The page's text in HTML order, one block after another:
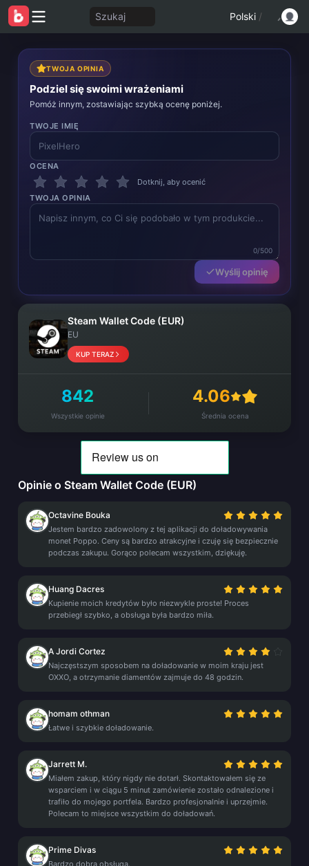
Szukaj Polski /
TWOJA OPINIA
Podziel się swoimi wrażeniami
Pomóż innym, zostawiając szybką ocenę poniżej.
TWOJE IMIĘ
OCENA
Dotknij, aby ocenić
TWOJA OPINIA
0/500
Wyślij opinię
Steam Wallet Code (EUR)
EU
KUP TERAZ
842
Wszystkie opinie
4.06
Średnia ocena
Opinie o Steam Wallet Code (EUR)
Octavine Bouka
Jestem bardzo zadowolony z tej aplikacji do doładowywania
monet Poppo. Ceny są bardzo atrakcyjne i czuję się bezpiecznie
podczas zakupu. Gorąco polecam wszystkim, dziękuję.
Huang Dacres
Kupienie moich kredytów było niezwykle proste! Proces
przebiegł szybko, a obsługa była bardzo miła.
A Jordi Cortez
Najczęstszym sposobem na doładowanie w moim kraju jest
OXXO, a otrzymanie diamentów zajmuje do 48 godzin.
homam othman
Łatwe i szybkie doładowanie.
Jarrett M.
Miałem zakup, który nigdy nie dotarł. Skontaktowałem się ze
wsparciem i w ciągu 5 minut zamówienie zostało odnalezione i
trafiło do mojego portfela. Bardzo profesjonalnie i uprzejmie.
Polecam to miejsce wszystkim do doładowań.
Prime Divas
Bardzo dobra obsługa.